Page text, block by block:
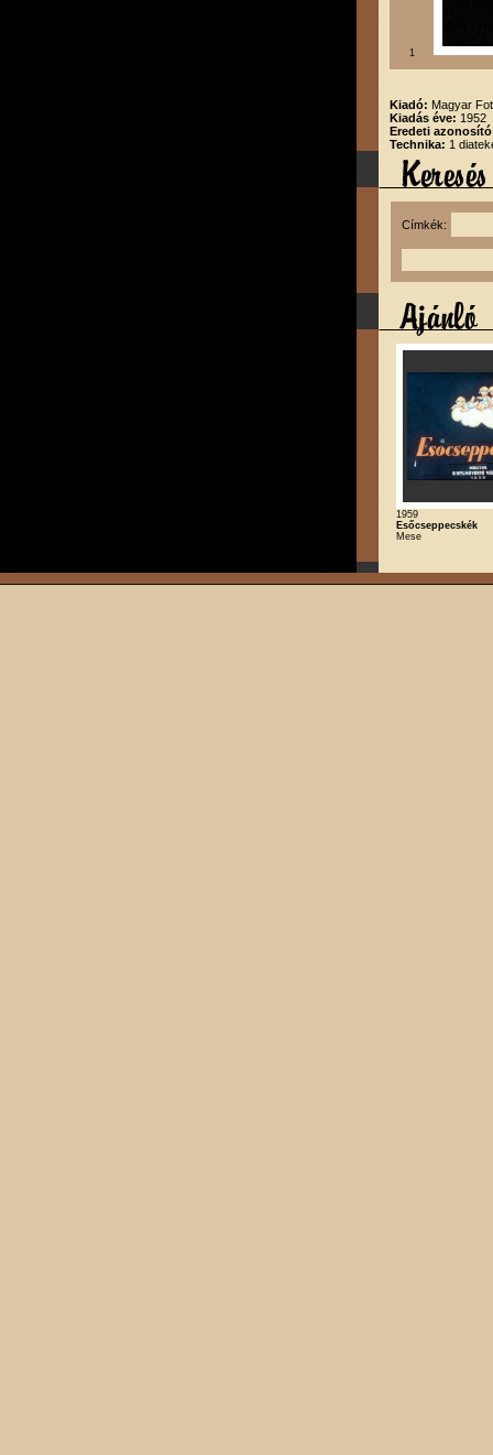
1
Kiadó: Magyar
Kiadás éve: 1952
Eredeti
Technika: 1
Címkék:
1959
Esőcseppecskék
Mese